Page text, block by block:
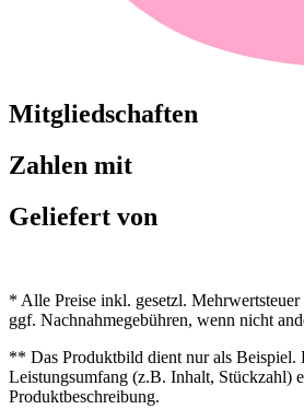
Mitgliedschaften
Zahlen mit
Geliefert von
* Alle Preise inkl. gesetzl. Mehrwertsteuer
ggf. Nachnahmegebühren, wenn nicht
** Das Produktbild dient nur als Beispiel.
Leistungsumfang (z.B. Inhalt, Stückzahl)
Produktbeschreibung.